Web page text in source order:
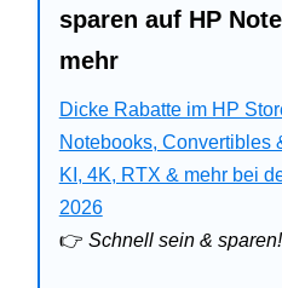
Business
Angebote
Bitdefender
sparen auf HP
mehr
Dicke Rabatte im HP
Notebooks, Convertibles
KI, 4K, RTX & mehr bei
2026
👉 Schnell sein & sparen!